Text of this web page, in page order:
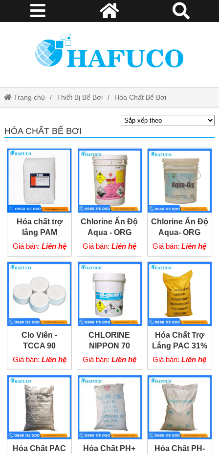
Trang chủ Thiết Bị Bể Bơi Hóa Chất Bể Bơi
HÓA CHẤT BỂ BƠI
Hóa chất trợ
lắng PAM
Giá bán: Liên hệ
Chlorine Ấn Độ
Aqua - ORG
70% loại 45kg
Giá bán: Liên hệ
Chlorine Ấn Độ
Aqua- ORG
70% loại 25kg
Giá bán:Liên hệ
Clo Viên -
TCCA 90
Giá bán: Liên hệ
CHLORINE
NIPPON 70
Giá bán: Liên hệ
Hóa Chất Trợ
Lắng PAC 31%
Giá bán:Liên hệ
Hóa Chất PAC
Hóa Chất PH+ Hóa Chất PH-